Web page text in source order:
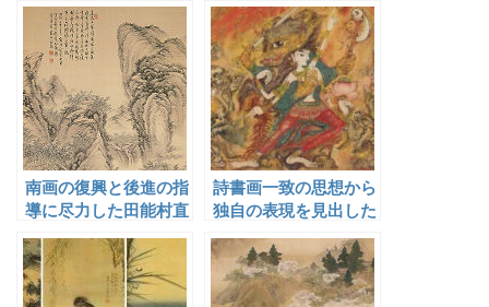
南画の復興と後進の指
導に尽力した田能村直
入
詩書画一致の思想から
独自の表現を見出した
三枝茂雄